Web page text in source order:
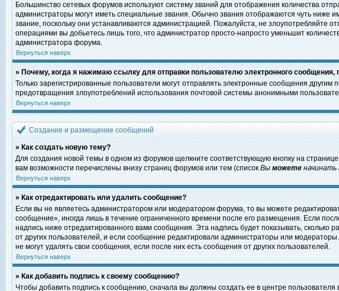
Большинство сетевых форумов используют систему званий для отображения количества
администраторы могут иметь специальные звания. Обычно звания отображаются чуть ниже
звание, поскольку они устанавливаются администрацией. Пожалуйста, не
операциями вы добьетесь лишь того, что администратор просто-напросто уменьшит
администратора форума.
Вернуться наверх
» Почему, когда я нажимаю ссылку для отправки пользователю электронного сообщения,
Только зарегистрированные пользователи могут отправлять электронные сообщения
предотвращения злоупотреблений использования почтовой системы анонимными
Вернуться наверх
Создание и размещение сообщений
» Как создать новую тему?
Для создания новой темы в одном из форумов щелкните соответствующую кнопку на
вам возможности перечислены внизу страниц форумов или тем (список Вы можете
Вернуться наверх
» Как отредактировать или удалить сообщение?
Если вы не являетесь администратором или модератором форума, то вы можете
сообщение», иногда лишь в течение ограниченного времени после его размещения. Если
надпись ниже отредактированного вами сообщения. Эта надпись будет показывать,
от других пользователей, и если сообщение редактировали администраторы или
не могут удалять свои сообщения, если после них есть сообщения от других пользователей.
Вернуться наверх
» Как добавить подпись к своему сообщению?
Чтобы добавить подпись к сообщению, сначала вы должны создать ее в центре